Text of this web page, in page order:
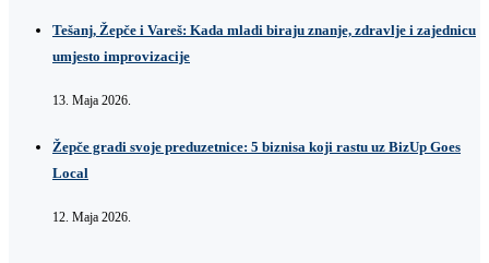
Tešanj, Žepče i Vareš: Kada mladi biraju znanje, zdravlje i zajednicu
umjesto improvizacije
13. Maja 2026.
Žepče gradi svoje preduzetnice: 5 biznisa koji rastu uz BizUp Goes
Local
12. Maja 2026.